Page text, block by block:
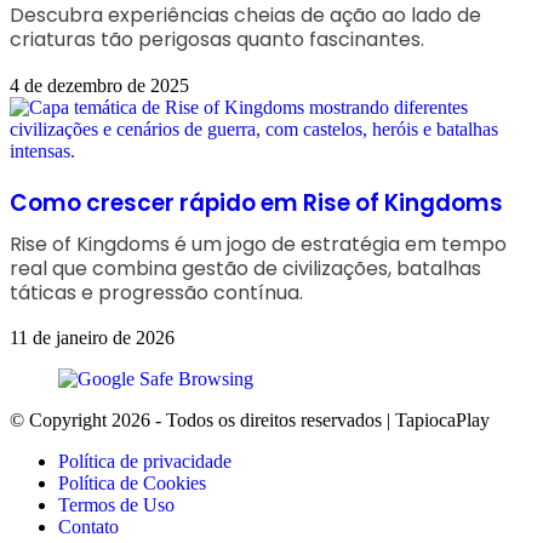
Descubra experiências cheias de ação ao lado de
criaturas tão perigosas quanto fascinantes.
4 de dezembro de 2025
Como crescer rápido em Rise of Kingdoms
Rise of Kingdoms é um jogo de estratégia em tempo
real que combina gestão de civilizações, batalhas
táticas e progressão contínua.
11 de janeiro de 2026
© Copyright 2026 - Todos os direitos reservados | TapiocaPlay
Política de privacidade
Política de Cookies
Termos de Uso
Contato